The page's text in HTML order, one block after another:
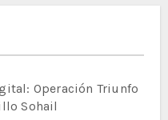
Operación Triunfo
Sohail